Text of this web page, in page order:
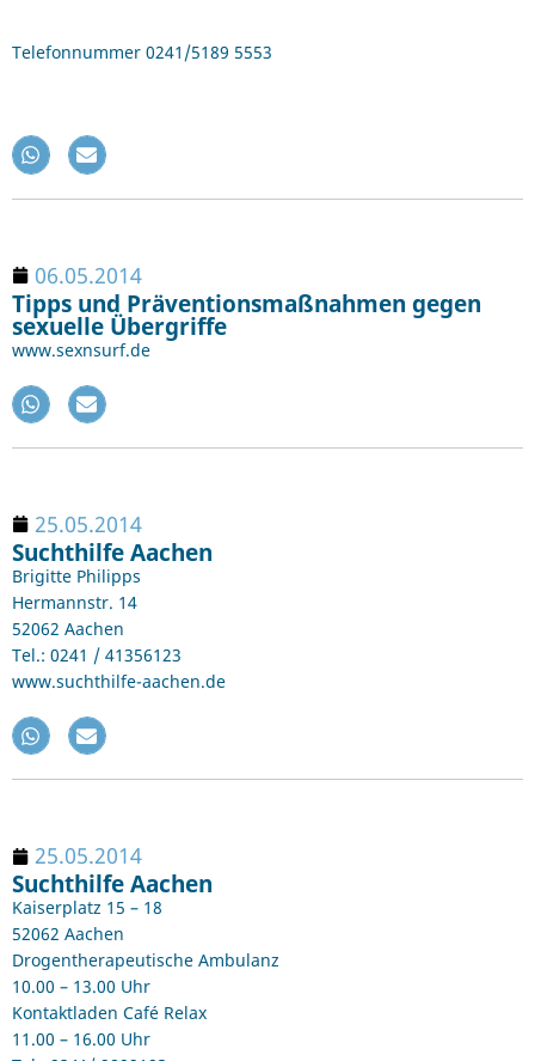
Telefonnummer 0241/5189 5553
06.05.2014
Tipps und Präventionsmaßnahmen gegen
sexuelle Übergriffe
www.sexnsurf.de
25.05.2014
Suchthilfe Aachen
Brigitte Philipps
Hermannstr. 14
52062 Aachen
Tel.: 0241 / 41356123
www.suchthilfe-aachen.de
25.05.2014
Suchthilfe Aachen
Kaiserplatz 15 – 18
52062 Aachen
Drogentherapeutische Ambulanz
10.00 – 13.00 Uhr
Kontaktladen Café Relax
11.00 – 16.00 Uhr